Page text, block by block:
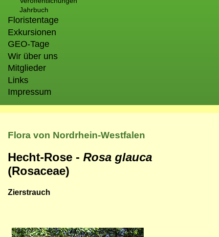
Jahrbuch
Floristentage
Exkursionen
GEO-Tage
Wir über uns
Mitglieder
Links
Impressum
Flora von Nordrhein-Westfalen
Hecht-Rose - Rosa glauca
(Rosaceae)
Zierstrauch
Bild